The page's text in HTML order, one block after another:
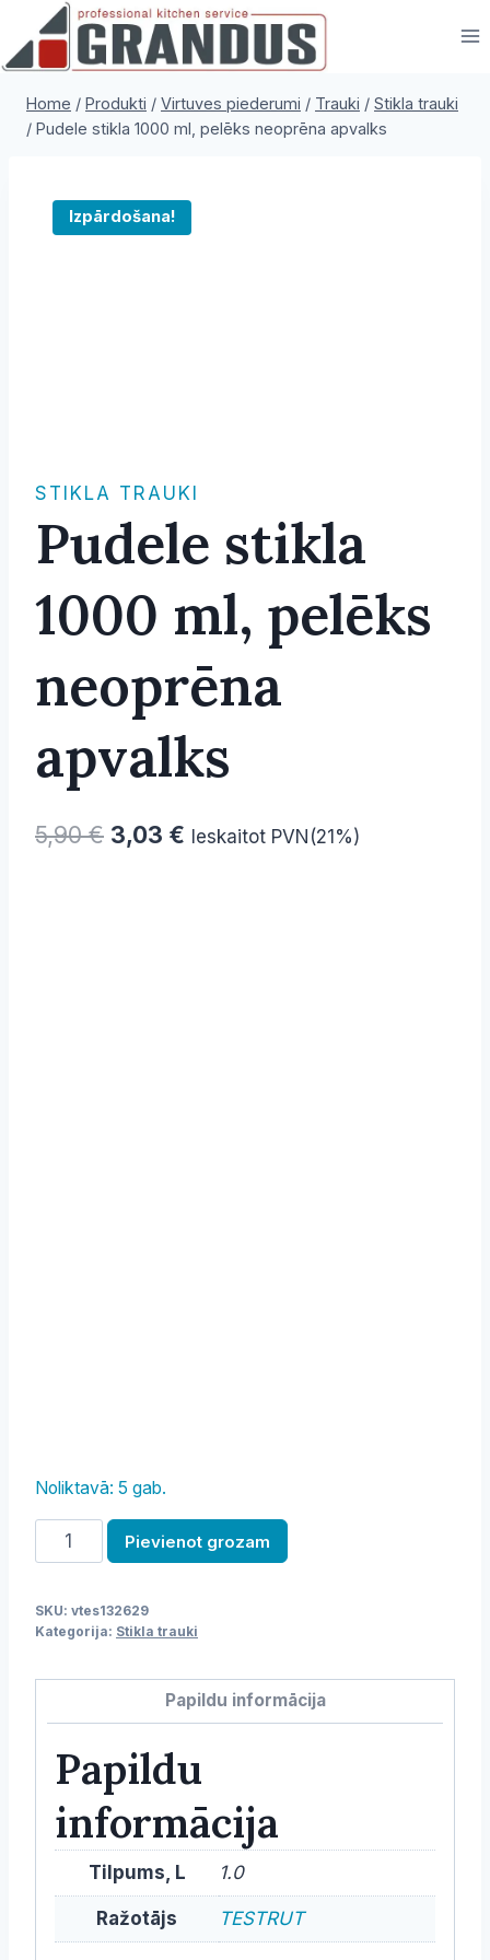
content
Home / Produkti / Virtuves piederumi / Trauki / Stikla trauki
/ Pudele stikla 1000 ml, pelēks neoprēna apvalks
Izpārdošana!
STIKLA TRAUKI
Pudele stikla
1000 ml, pelēks
neoprēna
apvalks
5,90€ Original
3,03 € Current
Ieskaitot PVN(21%)
Noliktavā: 5 gab.
Pudele
stikla
ml,
neoprēna
Pievienot grozam
SKU: vtes132629
Kategorija: Stikla trauki
Papildu informācija
Papildu
informācija
Tilpums, L 1.0
Ražotājs TESTRUT